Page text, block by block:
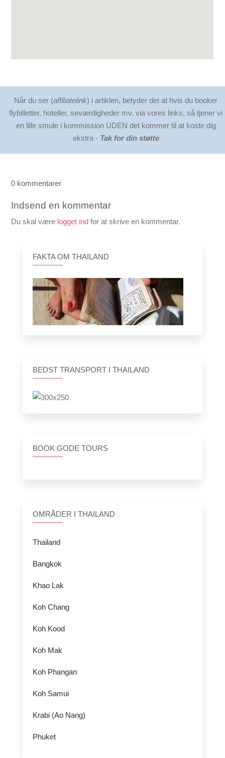
Når du ser (affiliatelink) i artiklen, betyder det at hvis du booker
flybilletter, hoteller, seværdigheder mv. via vores links, så tjener vi
en lille smule i kommission UDEN det kommer til at koste dig
ekstra - Tak for din støtte
0 kommentarer
Indsend en kommentar
Du skal være logget ind for at skrive en kommentar.
FAKTA OM THAILAND
BEDST TRANSPORT I THAILAND
BOOK GODE TOURS
OMRÅDER I THAILAND
Thailand
Bangkok
Khao Lak
Koh Chang
Koh Kood
Koh Mak
Koh Phangan
Koh Samui
Krabi (Ao Nang)
Phuket